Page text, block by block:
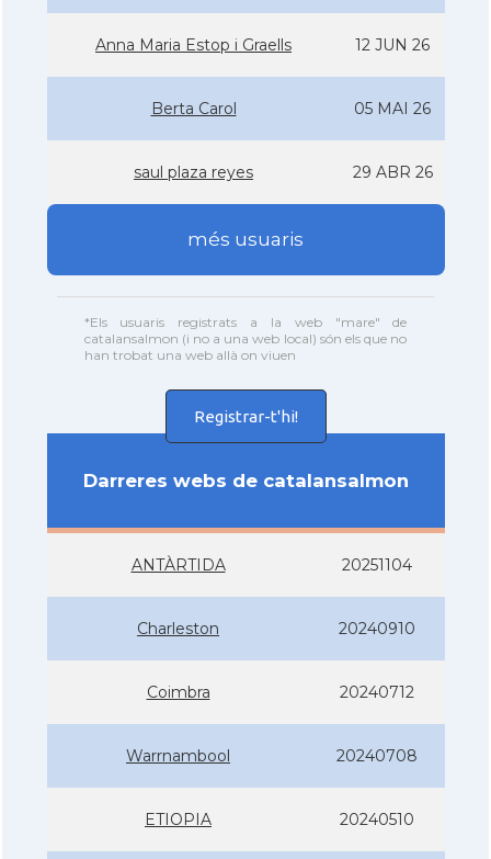
Anna Maria Estop i Graells 12 JUN 26
Berta Carol 05 MAI 26
saul plaza reyes 29 ABR 26
més usuaris
*Els usuaris registrats a la web "mare" de
catalansalmon (i no a una web local) són els que no
han trobat una web allà on viuen
Registrar-t'hi!
Darreres webs de catalansalmon
ANTÀRTIDA 20251104
Charleston 20240910
Coimbra 20240712
Warrnambool 20240708
ETIOPIA 20240510